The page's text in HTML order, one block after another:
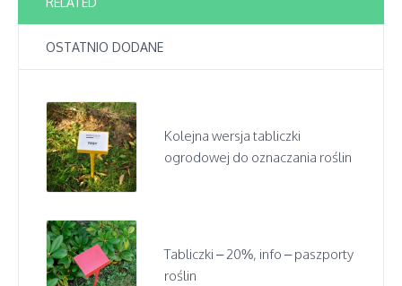
OSTATNIO DODANE
Kolejna wersja tabliczki
ogrodowej do oznaczania roślin
Tabliczki – 20%, info – paszporty
roślin